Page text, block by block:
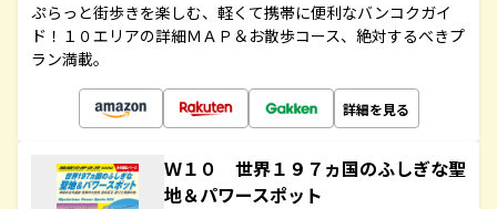
ぷらっと街歩きを楽しむ、軽くて携帯に便利なバンコクガイ
ド！１０エリアの詳細ＭＡＰ＆お散歩コース、絶対するべきプ
ラン満載。
詳細を見る
Ｗ１０ 世界１９７ヵ国のふしぎな聖
地＆パワースポット